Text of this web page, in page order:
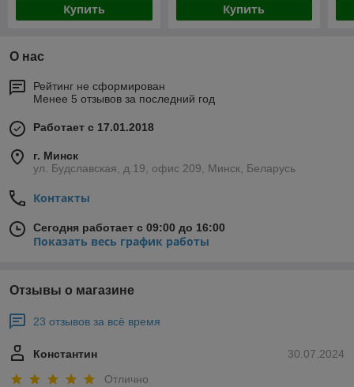
Купить Купить
О нас
Рейтинг не сформирован
Менее 5 отзывов за последний год
Работает с 17.01.2018
г. Минск
ул. Будславская, д.19, офис 209, Минск, Беларусь
Контакты
Сегодня работает с 09:00 до 16:00
Показать весь график работы
Отзывы о магазине
23 отзывов за всё время
30.07.2024
Константин
Отлично